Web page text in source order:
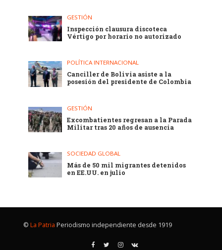
GESTIÓN
Inspección clausura discoteca
Vértigo por horario no autorizado
POLÍTICA INTERNACIONAL
Canciller de Bolivia asiste a la
posesión del presidente de Colombia
GESTIÓN
Excombatientes regresan a la Parada
Militar tras 20 años de ausencia
SOCIEDAD GLOBAL
Más de 50 mil migrantes detenidos
en EE.UU. en julio
© La Patria Periodismo independiente desde 1919